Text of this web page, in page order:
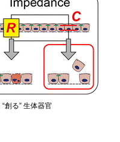
創る 生体器官